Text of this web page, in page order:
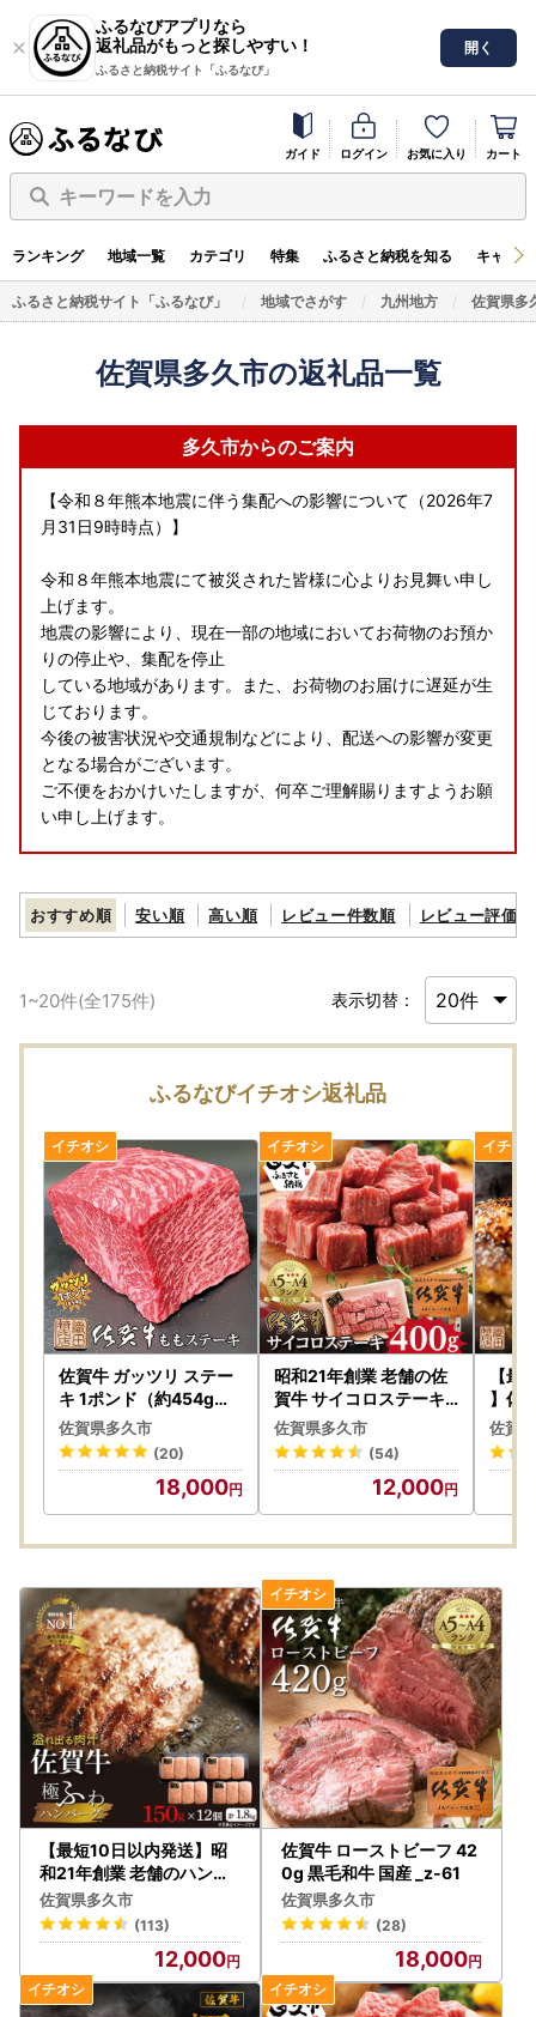
ふるなびアプリなら
返礼品がもっと探しやすい！
ふるさと納税サイト「ふるなび」
開く
ガイド ログイン お気に入り カート
キーワードを入力
ランキング 地域一覧 カテゴリ 特集 ふるさと納税を知る キャン
ふるさと納税サイト「ふるなび」 地域でさがす 九州地方 佐賀県多
佐賀県多久市の返礼品一覧
多久市からのご案内
【令和８年熊本地震に伴う集配への影響について（2026年7
月31日9時時点）】
令和８年熊本地震にて被災された皆様に心よりお見舞い申し
上げます。
地震の影響により、現在一部の地域においてお荷物のお預か
りの停止や、集配を停止
している地域があります。また、お荷物のお届けに遅延が生
じております。
今後の被害状況や交通規制などにより、配送への影響が変更
となる場合がございます。
ご不便をおかけいたしますが、何卒ご理解賜りますようお願
い申し上げます。
【お盆休みの返礼品の発送について】
令和8年8月7日（金）～令和8年8月16日（日）まで全ての
返礼品の発送を停止致します。
寄附者様にはご迷惑をおかけいたしますが何卒ご理解のほど
よろしくお願いいたします。
おすすめ順 安い順 高い順 レビュー件数順 レビュー評価順
1~20件(全175件) 表示切替：
ふるなびイチオシ返礼品
佐賀牛 ガッツリ ステー
キ 1ポンド（約454g）|
ももステーキ モモ 牛肉
_b-339
佐賀県多久市
(20)
18,000
昭和21年創業 老舗の佐
賀牛 サイコロステーキ
400g _b-46
佐賀県多久市
(54)
12,000
【最
】佐
沢ハ
バー
349
佐賀
【最短10日以内発送】昭
和21年創業 老舗のハンバ
ーグ 150g×12個| 佐賀牛
厳選 完全手ごね 国産 計1.8
kg 無添加 A5等級 冷凍 個
包装 小分け お惣菜 焼くだ
け _b-72
佐賀県多久市
(113)
12,000
佐賀牛 ローストビーフ 42
0g 黒毛和牛 国産 _z-61
佐賀県多久市
(28)
18,000